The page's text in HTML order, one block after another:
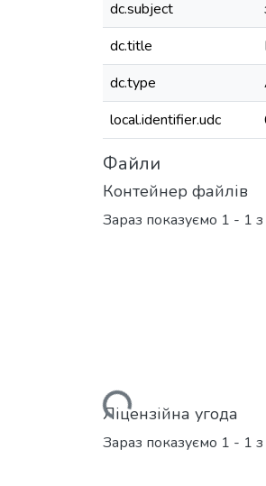
dc.subject
dc.title
dc.type
local.identifier.udc
Файли
Контейнер файлів
Зараз показуємо 1 - 1
Вантажиться...
Ліцензійна угода
Зараз показуємо 1 - 1